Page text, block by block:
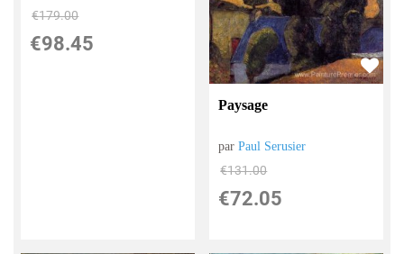
€179.00
€98.45
Paysage
parPaul Serusier
€131.00
€72.05